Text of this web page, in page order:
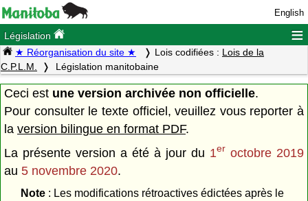
English
Législation ≡
★ Réorganisation du site ★ Lois codifiées : Lois de la
C.P.L.M.
Législation manitobaine
Ceci est une version archivée non officielle.
Pour consulter le texte officiel, veuillez vous reporter à
la version bilingue en format PDF.
La présente version a été à jour du 1er octobre 2019
au 5 novembre 2020.
Note: Les modifications rétroactives édictées après le